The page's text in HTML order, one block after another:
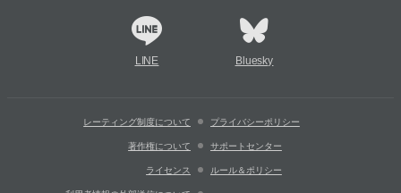
LINE Bluesky
レーティング制度について プライバシーポリシー
著作権について サポートセンター
ライセンス ルール＆ポリシー